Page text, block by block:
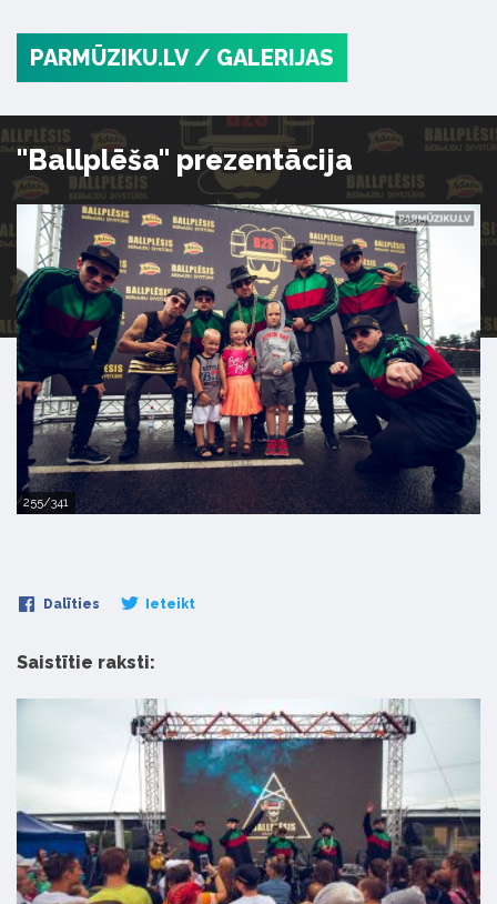
PARMŪZIKU.LV / GALERIJAS
"Ballplēša" prezentācija
255/341
Dalīties Ieteikt
Saistītie raksti: